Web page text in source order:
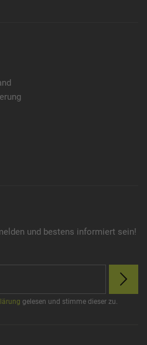
und bestens informiert sein!
gelesen und stimme dieser zu.